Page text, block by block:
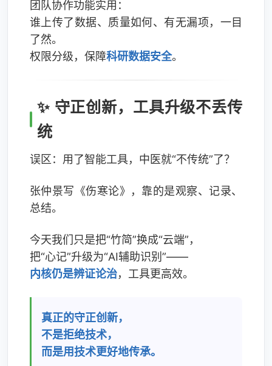
团队协作功能实用：
谁上传了数据、质量如何、有无漏项，一目
了然。
权限分级，保障科研数据安全。
✨ 守正创新，工具升级不丢传
统
误区：用了智能工具，中医就“不传统”了？
张仲景写《伤寒论》，靠的是观察、记录、
总结。
今天我们只是把“竹简”换成“云端”，
把“心记”升级为“AI辅助识别”——
内核仍是辨证论治，工具更高效。
真正的守正创新，
不是拒绝技术，
而是用技术更好地传承。